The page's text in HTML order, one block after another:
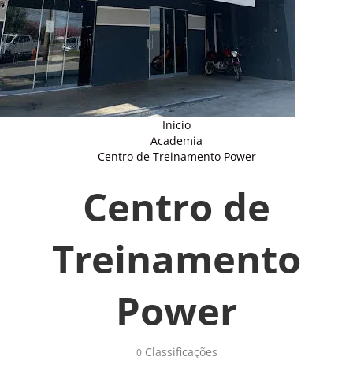
Início
Academia
Centro de Treinamento Power
Centro de
Treinamento
Power
0Classificações